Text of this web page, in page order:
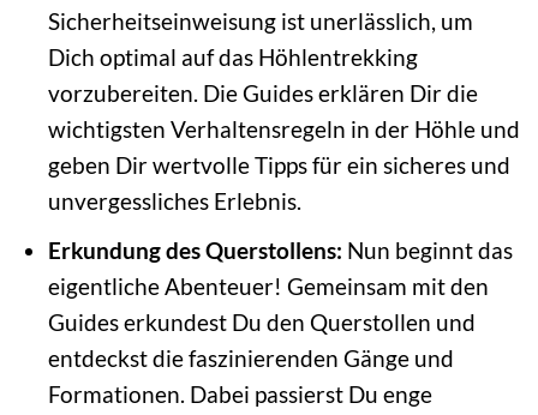
Sicherheitseinweisung ist unerlässlich, um
Dich optimal auf das Höhlentrekking
vorzubereiten. Die Guides erklären Dir die
wichtigsten Verhaltensregeln in der Höhle und
geben Dir wertvolle Tipps für ein sicheres und
unvergessliches Erlebnis.
Erkundung des Querstollens: Nun beginnt das
eigentliche Abenteuer! Gemeinsam mit den
Guides erkundest Du den Querstollen und
entdeckst die faszinierenden Gänge und
Formationen. Dabei passierst Du enge